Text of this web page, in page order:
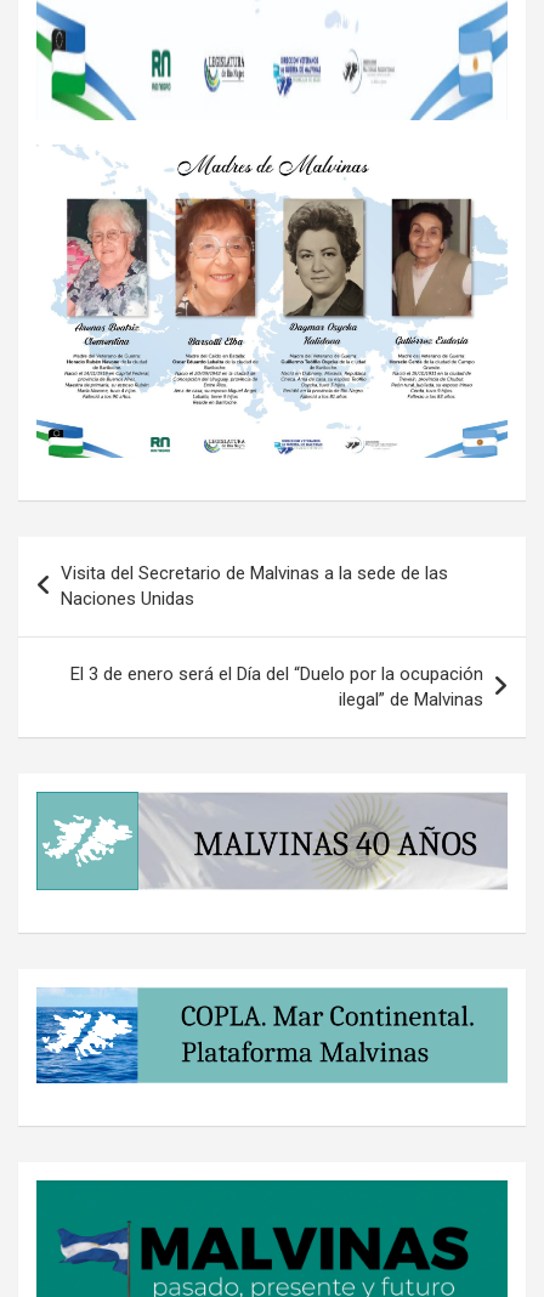
de
entradas
Visita del Secretario de Malvinas a la sede de las
Naciones Unidas
El 3 de enero será el Día del “Duelo por la ocupación
ilegal” de Malvinas